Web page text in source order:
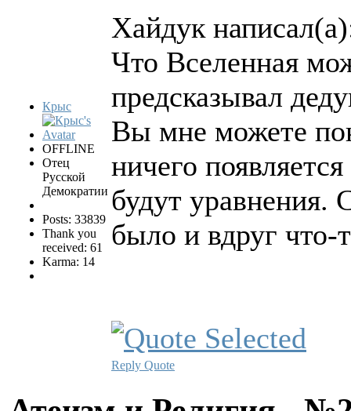
Крыс
OFFLINE
Отец
Русской
Демократии
Posts: 33839
Thank you
received: 61
Karma: 14
Хайдук
Что Вселенная
предсказывал
Вы мне можете
ничего
будут уравнения.
было и вдруг что-
Reply Quote